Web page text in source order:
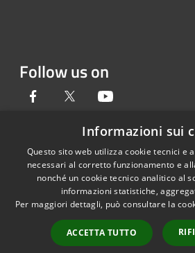
Follow us on
Facebook Twitter
RSS
Accessibility
Cookie
Sitemap
Dichiarazione di
Informazioni sui
Questo sito web utilizza cookie tecnici e
necessari al corretto funzionamento e
nonché un cookie tecnico analitico al
informazioni statistiche,
Per maggiori dettagli, può consultare la
ACCETTA TUTTO